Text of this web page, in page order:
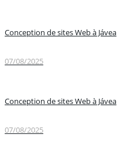
Conception de sites Web à Jávea
07/08/2025
Conception de sites Web à Jávea
07/08/2025